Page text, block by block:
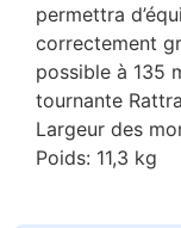
permettra
correctement
possible à 135
tournante
Largeur des
Poids: 11,3 kg